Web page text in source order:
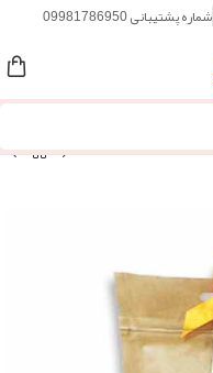
شماره پشتیبانی 09981786950